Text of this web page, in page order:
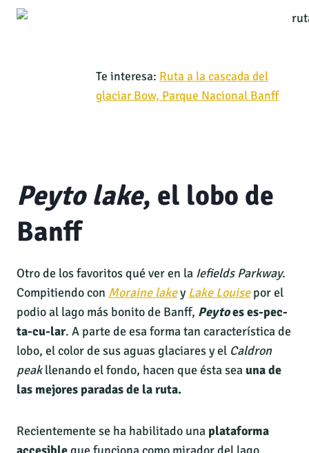
Te interesa: Ruta a la cascada del
glaciar Bow, Parque Nacional Banff
Peyto lake, el lobo de
Banff
Otro de los favoritos qué ver en la Iefields Parkway.
Compitiendo con Moraine lakey Lake Louisepor el
podio al lago más bonito de Banff, Peytoes es-pec-
ta-cu-lar. A parte de esa forma tan característica de
lobo, el color de sus aguas glaciares y el Caldron
peakllenando el fondo, hacen que ésta seauna de
las mejores paradas de la ruta.
Recientemente se ha habilitado una plataforma